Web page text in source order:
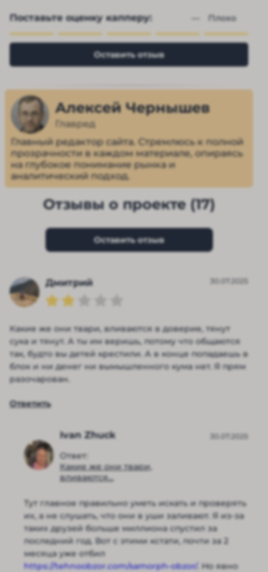
Поставьте оценку капперу: — Плохо
Оставить отзыв
Алексей Чернышев
Главред
Главный редактор сайта. Стремлюсь к полной
прозрачности в каждом материале, опираясь
на глубокое понимание рынка и
аналитический подход.
Отзывы о проекте (17)
Оставить отзыв
Дмитрий 30.07.2025
Какие же они твари, вливаются в доверие, тянут
сука и тянут. А ты им веришь, потому что общаются
так, будто вы детей крестили. А в конце попадаешь в
блок и ни денег ни вымышленного кума нет. Я прям
разочарован.
Ответить
Ivan Zhuck
Ответ:
Какие же они твари,
вливаются...
30.07.2025
Тут главное правильно уметь искать и проверять
их, а не слушать, что они в уши заливают. Я из-за
таких друзей больше миллиона спустил за
последний год. Вот с этими кстати, почти за 2
месяца уже отбил
https://tehnoobzor.com/samorph-obzor/ . Но явно